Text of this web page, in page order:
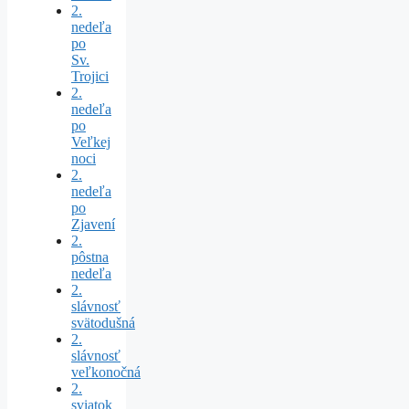
2.
nedeľa
po
Sv.
Trojici
2.
nedeľa
po
Veľkej
noci
2.
nedeľa
po
Zjavení
2.
pôstna
nedeľa
2.
slávnosť
svätodušná
2.
slávnosť
veľkonočná
2.
sviatok